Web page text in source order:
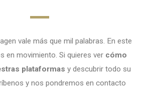
vale más que mil palabras. En este
en movimiento. Si quieres ver cómo
plataformas y descubrir todo su
y nos pondremos en contacto